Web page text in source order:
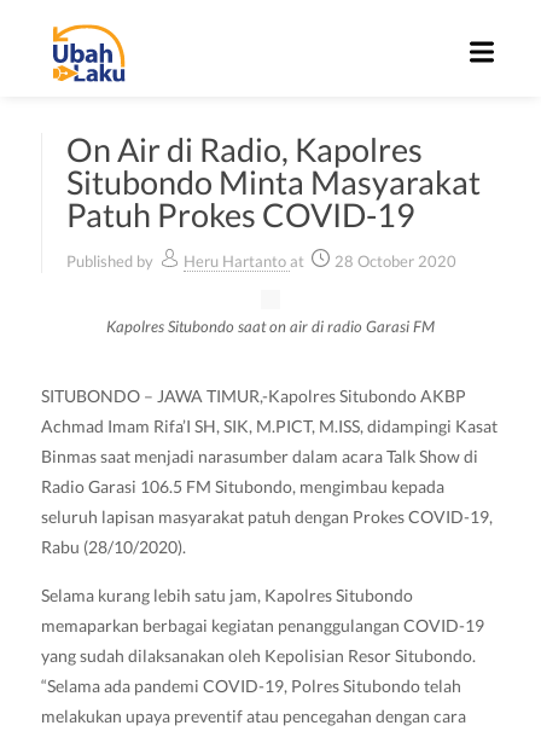
On Air di Radio, Kapolres
Situbondo Minta Masyarakat
Patuh Prokes COVID-19
Published by Heru Hartantoat 28 October 2020
Kapolres Situbondo saat on air di radio Garasi FM
SITUBONDO – JAWA TIMUR,-Kapolres Situbondo AKBP
Achmad Imam Rifa’I SH, SIK, M.PICT, M.ISS, didampingi Kasat
Binmas saat menjadi narasumber dalam acara Talk Show di
Radio Garasi 106.5 FM Situbondo, mengimbau kepada
seluruh lapisan masyarakat patuh dengan Prokes COVID-19,
Rabu (28/10/2020).
Selama kurang lebih satu jam, Kapolres Situbondo
memaparkan berbagai kegiatan penanggulangan COVID-19
yang sudah dilaksanakan oleh Kepolisian Resor Situbondo.
“Selama ada pandemi COVID-19, Polres Situbondo telah
melakukan upaya preventif atau pencegahan dengan cara